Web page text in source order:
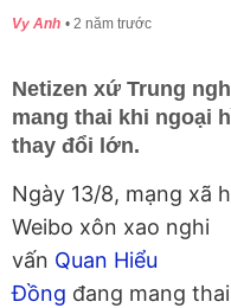
Vy Anh 2 năm trước
Netizen xứ Trung
mang thai khi ngoại
thay đổi lớn.
Ngày 13/8, mạng xã
Weibo xôn xao nghi
vấn Quan Hiểu
Đồng đang mang thai